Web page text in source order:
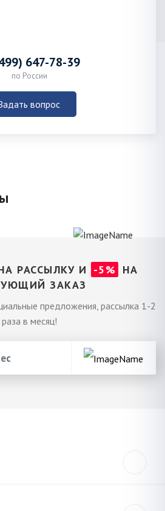
647-78-39
по России
вопрос
РАССЫЛКУ И -5%
НА
ЗАКАЗ
предложения, рассылка 1-2
раза в месяц!